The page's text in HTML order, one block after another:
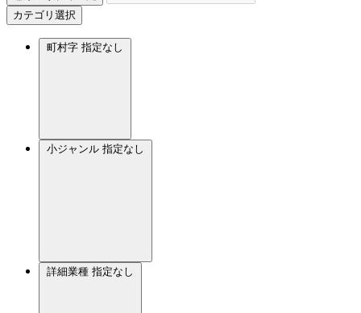
カテゴリ選択
町村字 指定なし
小ジャンル 指定なし
詳細業種 指定なし